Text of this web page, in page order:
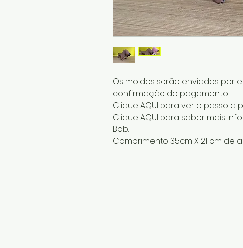
Os moldes serão enviados por
confirmação do pagamento.
Clique AQUI para ver o passo a
Clique AQUI para saber mais
Bob.
Comprimento 35cm X 21 cm de